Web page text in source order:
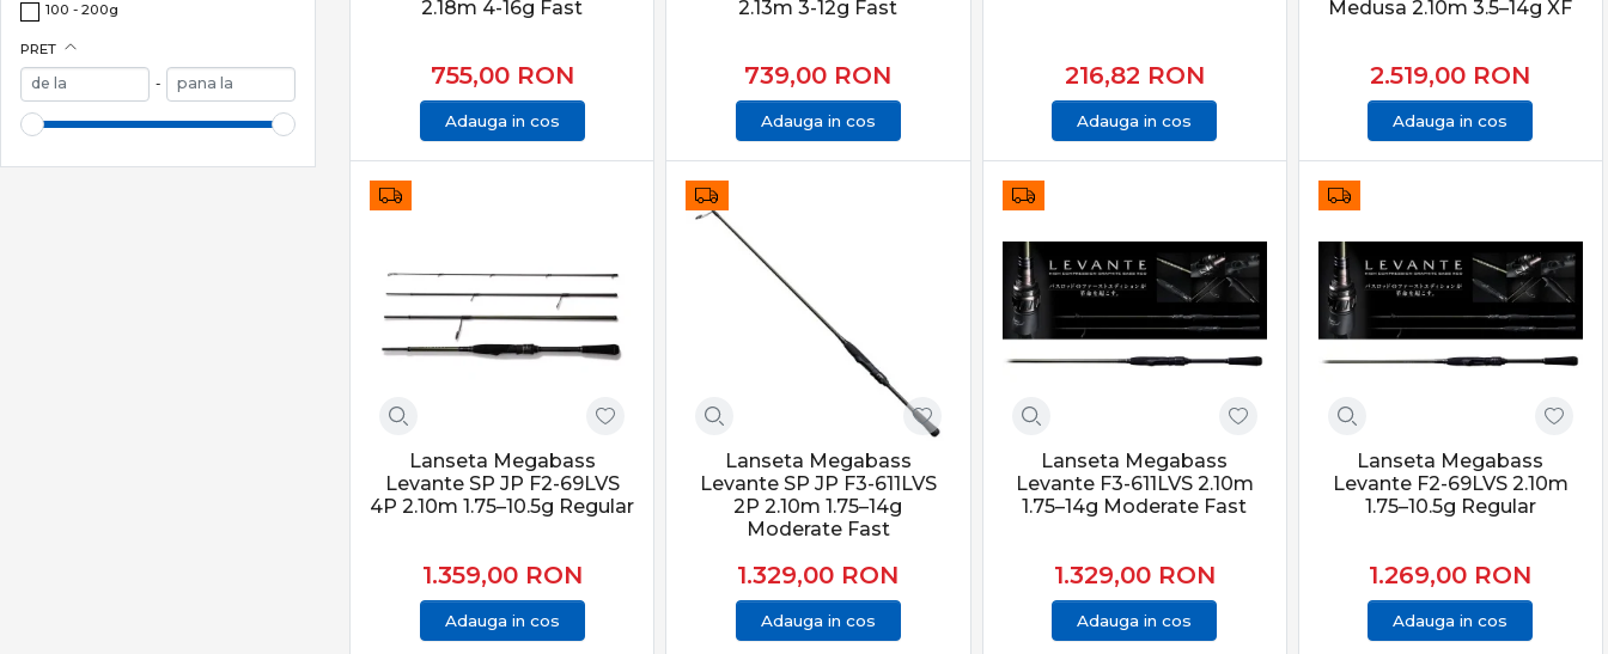
100 - 200g
PRET
-
2.18m 4-16g Fast
755,00 RON
Adauga in cos
2.13m 3-12g Fast
739,00 RON
Adauga in cos
216,82 RON
Adauga in cos
Medusa 2.10m 3.5–14g XF
2.519,00 RON
Adauga in cos
Lanseta Megabass
Levante SP JP F2-69LVS
4P 2.10m 1.75–10.5g Regular
1.359,00 RON
Adauga in cos
Lanseta Megabass
Levante SP JP F3-611LVS
2P 2.10m 1.75–14g
Moderate Fast
1.329,00 RON
Adauga in cos
Lanseta Megabass
Levante F3-611LVS 2.10m
1.75–14g Moderate Fast
1.329,00 RON
Adauga in cos
Lanseta Megabass
Levante F2-69LVS 2.10m
1.75–10.5g Regular
1.269,00 RON
Adauga in cos